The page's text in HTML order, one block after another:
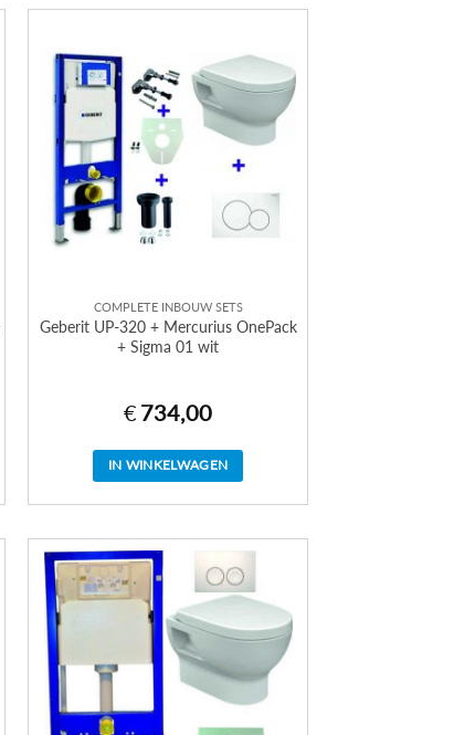
COMPLETE INBOUW SETS
Geberit UP-320 + Mercurius OnePack
+ Sigma 01 wit
€ 734,00
IN WINKELWAGEN